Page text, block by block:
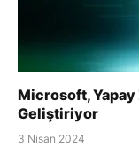
Microsoft,
Geliştiriyor
3 Nisan 2024